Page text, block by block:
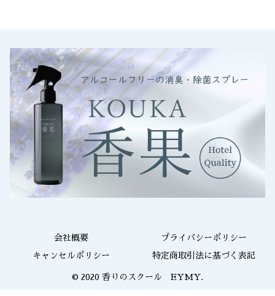
会社概要 プライバシーポリシー
キャンセルポリシー 特定商取引法に基づく表記
© 2020 香りのスクール EYMY.